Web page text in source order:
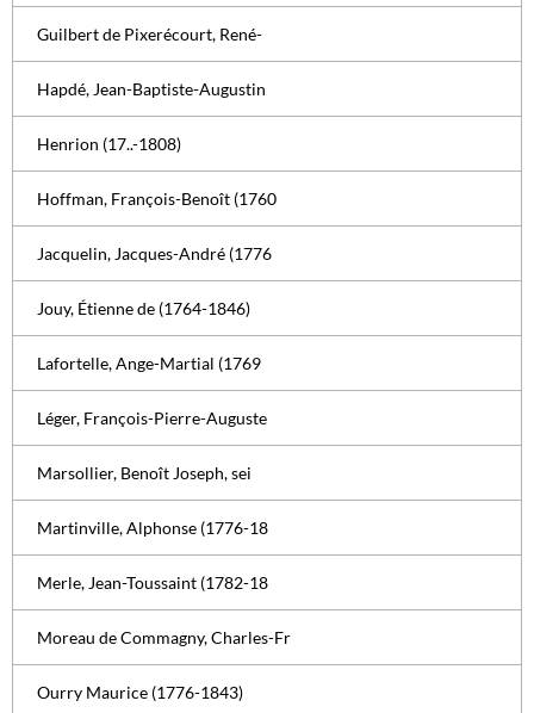
Guilbert de Pixerécourt, René-
Hapdé, Jean-Baptiste-Augustin
Henrion (17..-1808)
Hoffman, François-Benoît (1760
Jacquelin, Jacques-André (1776
Jouy, Étienne de (1764-1846)
Lafortelle, Ange-Martial (1769
Léger, François-Pierre-Auguste
Marsollier, Benoît Joseph, sei
Martinville, Alphonse (1776-18
Merle, Jean-Toussaint (1782-18
Moreau de Commagny, Charles-Fr
Ourry Maurice (1776-1843)